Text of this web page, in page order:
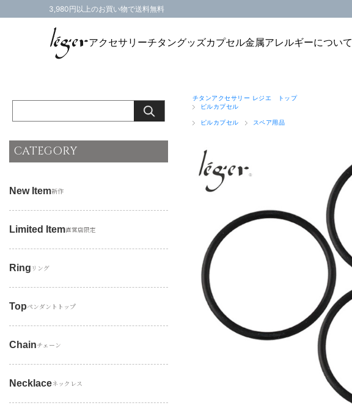
3,980円以上のお買い物で送料無料
アクセサリーチタングッズカプセル金属アレルギーについて
チタンアクセサリー レジエ トップ
ピルカプセル
ピルカプセル スペア用品
CATEGORY
New Item新作
Limited Item直営店限定
Ring リング
Topペンダントトップ
Chainチェーン
Necklaceネックレス